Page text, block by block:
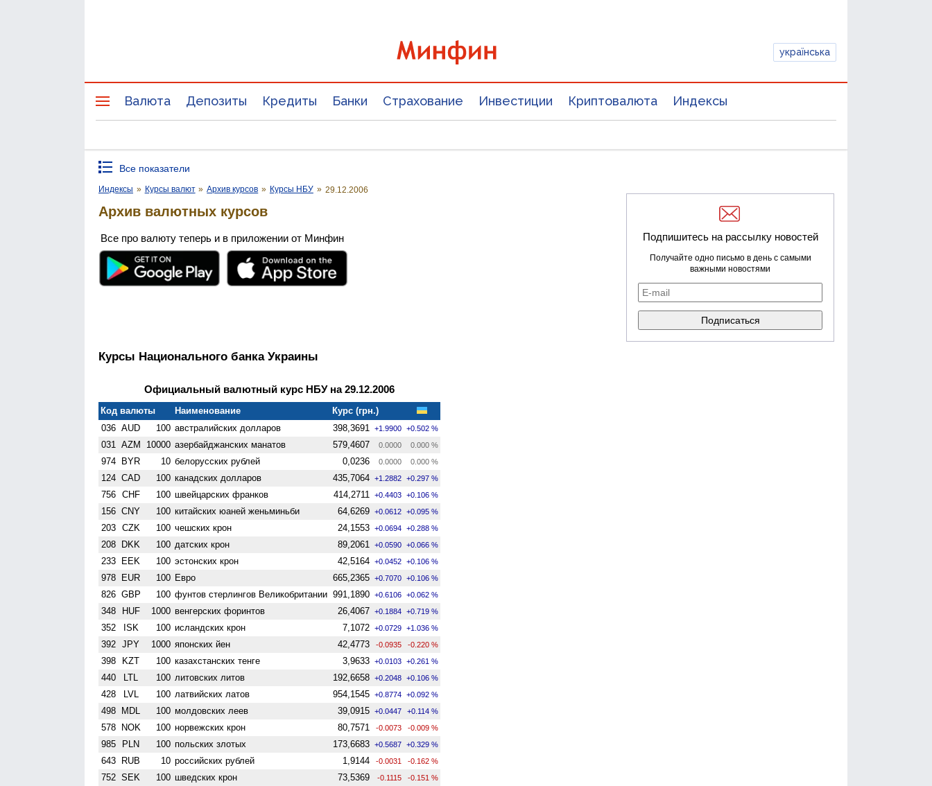
українська
Валюта Депозиты Кредиты Банки Страхование Инвестиции Криптовалюта Индексы
Все показатели
Индексы » Курсы валют » Архив курсов » Курсы НБУ » 29.12.2006
Архив валютных курсов
Все про валюту теперь и в приложении от Минфин
Курсы Национального банка Украины
Официальный валютный курс НБУ на 29.12.2006
Код валюты Наименование
Курс (грн.)
036 AUD 100 австралийских долларов 398,3691 +1.9900 +0.502 %
031 AZM 10000 азербайджанских манатов 579,4607 0.0000 0.000 %
974 BYR 10 белорусских рублей 0,0236 0.0000 0.000 %
124 CAD 100 канадских долларов 435,7064 +1.2882 +0.297 %
756 CHF 100 швейцарских франков 414,2711 +0.4403 +0.106 %
156 CNY 100 китайских юаней женьминьби 64,6269 +0.0612 +0.095 %
203 CZK 100 чешских крон 24,1553 +0.0694 +0.288 %
208 DKK 100 датских крон 89,2061 +0.0590 +0.066 %
233 EEK 100 эстонских крон 42,5164 +0.0452 +0.106 %
978 EUR 100 Евро 665,2365 +0.7070 +0.106 %
826 GBP 100 фунтов стерлингов Велико­британии 991,1890 +0.6106 +0.062 %
348 HUF 1000 венгерских форинтов 26,4067 +0.1884 +0.719 %
352 ISK 100 исландских крон 7,1072 +0.0729 +1.036 %
392 JPY 1000 японских йен 42,4773 -0.0935 -0.220 %
398 KZT 100 казахстанских тенге 3,9633 +0.0103 +0.261 %
440 LTL 100 литовских литов 192,6658 +0.2048 +0.106 %
428 LVL 100 латвийских латов 954,1545 +0.8774 +0.092 %
498 MDL 100 молдовских леев 39,0915 +0.0447 +0.114 %
578 NOK 100 норвежских крон 80,7571 -0.0073 -0.009 %
985 PLN 100 польских злотых 173,6683 +0.5687 +0.329 %
643 RUB 10 российских рублей 1,9144 -0.0031 -0.162 %
752 SEK 100 шведских крон 73,5369 -0.1115 -0.151 %
Подпишитесь на рассылку новостей
Получайте одно письмо в день с самыми
важными новостями